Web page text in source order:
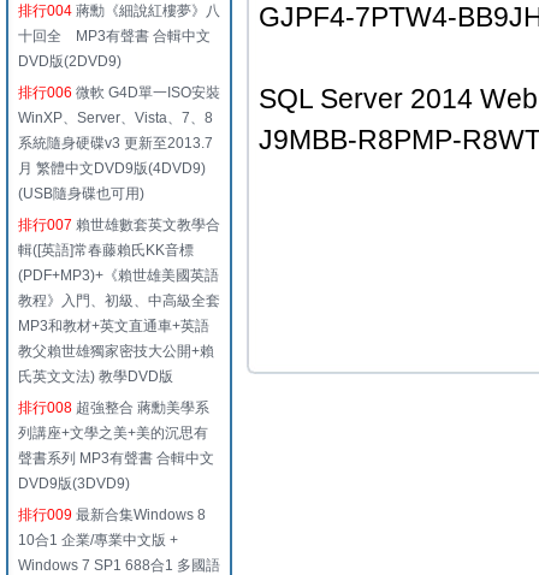
排行004 蔣勳《細說紅樓夢》八
十回全 MP3有聲書 合輯中文
DVD版(2DVD9)
排行006 微軟 G4D單一ISO安裝
WinXP、Server、Vista、7、8
系統隨身硬碟v3 更新至2013.7
月 繁體中文DVD9版(4DVD9)
(USB隨身碟也可用)
排行007 賴世雄數套英文教學合
輯([英語]常春藤賴氏KK音標
(PDF+MP3)+《賴世雄美國英語
教程》入門、初級、中高級全套
MP3和教材+英文直通車+英語
教父賴世雄獨家密技大公開+賴
氏英文文法) 教學DVD版
排行008 超強整合 蔣勳美學系
列講座+文學之美+美的沉思有
聲書系列 MP3有聲書 合輯中文
DVD9版(3DVD9)
排行009 最新合集Windows 8
10合1 企業/專業中文版 +
Windows 7 SP1 688合1 多國語
GJPF4-7PTW4-
SQL Server 2014
J9MBB-R8PMP-